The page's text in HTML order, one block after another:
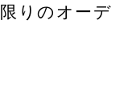
りのオーデ